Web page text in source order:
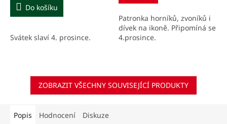
Do košíku
Svátek slaví 4. prosince.
Patronka horníků, zvoníků i
dívek na ikoně. Připomíná se
4.prosince.
ZOBRAZIT VŠECHNY SOUVISEJÍCÍ PRODUKTY
Popis Hodnocení Diskuze